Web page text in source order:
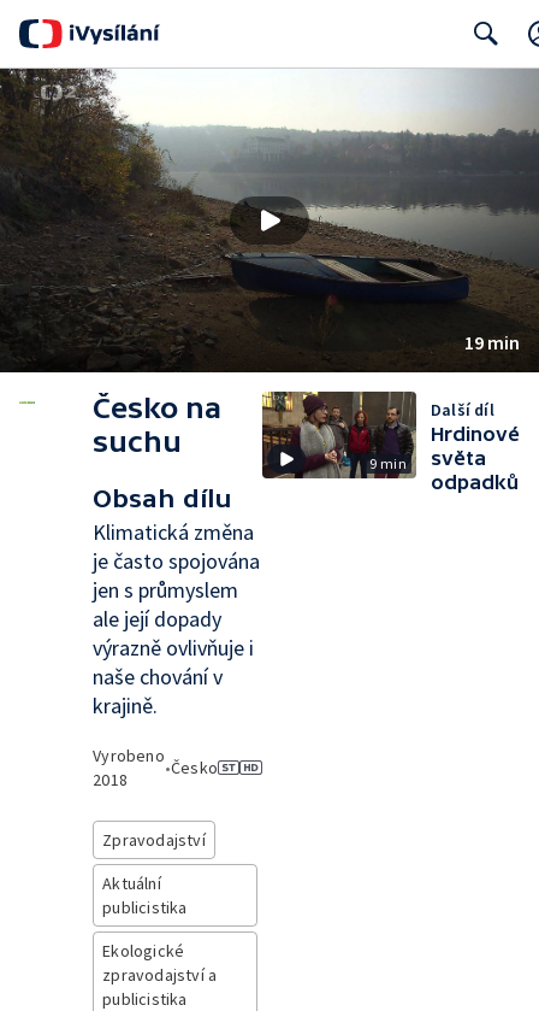
19 min
Česko na
suchu
Obsah dílu
Klimatická změna
je často spojována
jen s průmyslem
ale její dopady
výrazně ovlivňuje i
naše chování v
krajině.
Vyrobeno
2018
•Česko
Zpravodajství
Aktuální
publicistika
Ekologické
zpravodajství a
publicistika
9 min
Další díl
Hrdinové
světa
odpadků